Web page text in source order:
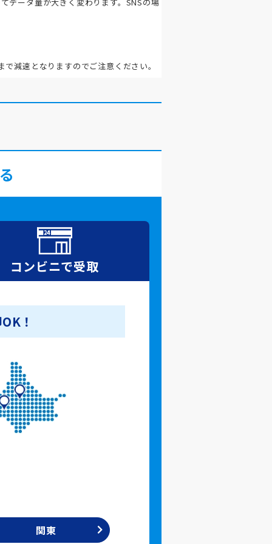
減速となりますのでご注意ください。
コンビニで受取
！
関東